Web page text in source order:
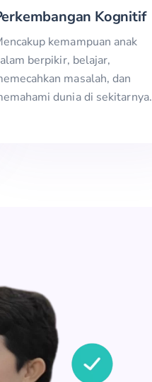
Kognitif
kemampuan anak
berpikir, belajar,
masalah, dan
dunia di sekitarnya.